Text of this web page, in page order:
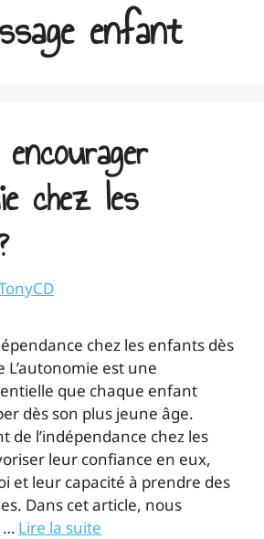
enfant
chez les
chez les enfants dès
L’autonomie est une
que chaque enfant
dès son plus jeune âge.
de l’indépendance chez les
leur confiance en eux,
et leur capacité à prendre des
Dans cet article, nous
… Lire la suite